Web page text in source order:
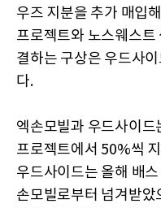
우즈 지분을 추가 매입
프로젝트와 노스웨스
결하는 구상은 우드사
다.
엑손모빌과 우드사이
프로젝트에서 50%씩
우드사이드는 올해 배
손모빌로부터 넘겨받